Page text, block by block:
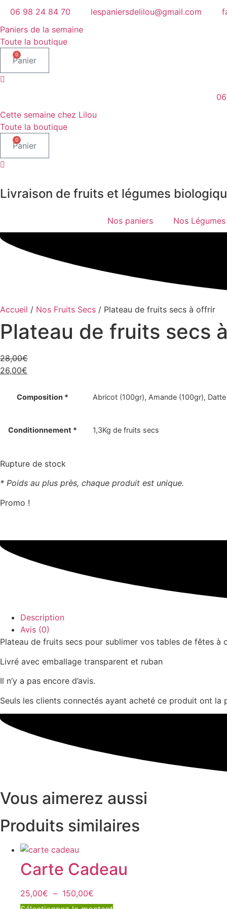
contenu
06 98 24 84 70 lespaniersdelilou@gmail.com
Paniers de la semaine
Toute la boutique
0
Panier
Cette semaine chez Lilou
Toute la boutique
0
Panier
Livraison de fruits et légumes
Nos paniers Nos
Accueil / Nos Fruits Secs / Plateau de fruits secs à offrir
Plateau de fruits secs
28,00€
Le
initial
26,00€
26,00€.
Composition * Abricot (100gr), Amande (100gr),
Conditionnement * 1,3Kg de fruits secs
Rupture de stock
* Poids au plus près, chaque produit est unique.
Promo !
Description
Avis (0)
Plateau de fruits secs pour sublimer vos tables de fêtes à
Livré avec emballage transparent et ruban
Il n’y a pas encore d’avis.
Seuls les clients connectés ayant acheté ce produit ont la
Vous aimerez aussi
Produits similaires
Carte Cadeau
25,00€ – 150,00€
de